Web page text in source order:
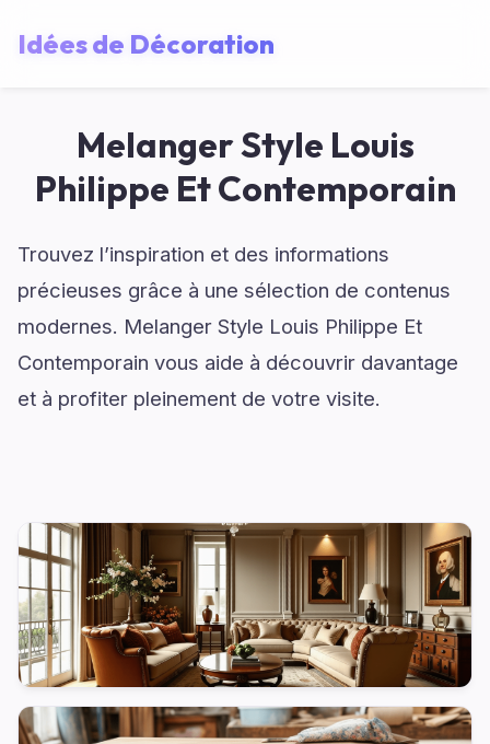
Idées de Décoration
Melanger Style Louis
Philippe Et Contemporain
Trouvez l’inspiration et des informations
précieuses grâce à une sélection de contenus
modernes. Melanger Style Louis Philippe Et
Contemporain vous aide à découvrir davantage
et à profiter pleinement de votre visite.